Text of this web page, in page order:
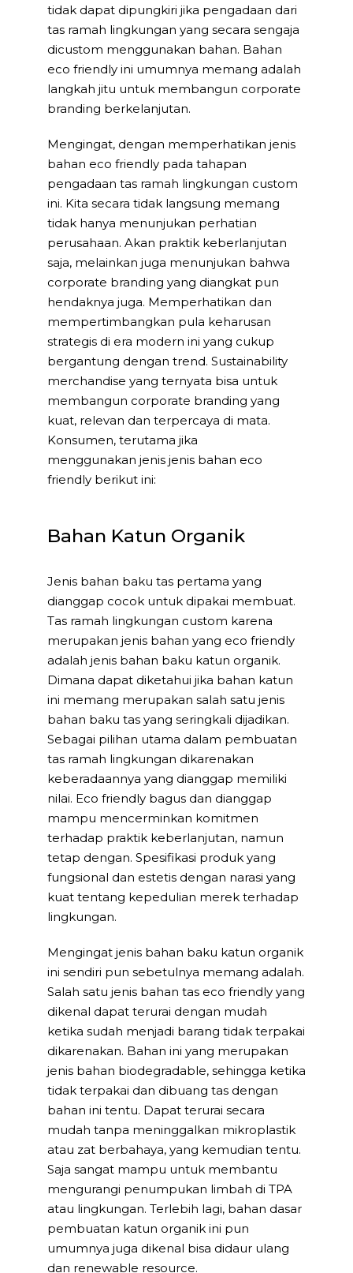
tidak dapat dipungkiri jika pengadaan dari
tas ramah lingkungan yang secara sengaja
dicustom menggunakan bahan. Bahan
eco friendly ini umumnya memang adalah
langkah jitu untuk membangun corporate
branding berkelanjutan.
Mengingat, dengan memperhatikan jenis
bahan eco friendly pada tahapan
pengadaan tas ramah lingkungan custom
ini. Kita secara tidak langsung memang
tidak hanya menunjukan perhatian
perusahaan. Akan praktik keberlanjutan
saja, melainkan juga menunjukan bahwa
corporate branding yang diangkat pun
hendaknya juga. Memperhatikan dan
mempertimbangkan pula keharusan
strategis di era modern ini yang cukup
bergantung dengan trend. Sustainability
merchandise yang ternyata bisa untuk
membangun corporate branding yang
kuat, relevan dan terpercaya di mata.
Konsumen, terutama jika
menggunakan jenis jenis bahan eco
friendly berikut ini:
Bahan Katun Organik
Jenis bahan baku tas pertama yang
dianggap cocok untuk dipakai membuat.
Tas ramah lingkungan custom karena
merupakan jenis bahan yang eco friendly
adalah jenis bahan baku katun organik.
Dimana dapat diketahui jika bahan katun
ini memang merupakan salah satu jenis
bahan baku tas yang seringkali dijadikan.
Sebagai pilihan utama dalam pembuatan
tas ramah lingkungan dikarenakan
keberadaannya yang dianggap memiliki
nilai. Eco friendly bagus dan dianggap
mampu mencerminkan komitmen
terhadap praktik keberlanjutan, namun
tetap dengan. Spesifikasi produk yang
fungsional dan estetis dengan narasi yang
kuat tentang kepedulian merek terhadap
lingkungan.
Mengingat jenis bahan baku katun organik
ini sendiri pun sebetulnya memang adalah.
Salah satu jenis bahan tas eco friendly yang
dikenal dapat terurai dengan mudah
ketika sudah menjadi barang tidak terpakai
dikarenakan. Bahan ini yang merupakan
jenis bahan biodegradable, sehingga ketika
tidak terpakai dan dibuang tas dengan
bahan ini tentu. Dapat terurai secara
mudah tanpa meninggalkan mikroplastik
atau zat berbahaya, yang kemudian tentu.
Saja sangat mampu untuk membantu
mengurangi penumpukan limbah di TPA
atau lingkungan. Terlebih lagi, bahan dasar
pembuatan katun organik ini pun
umumnya juga dikenal bisa didaur ulang
dan renewable resource.